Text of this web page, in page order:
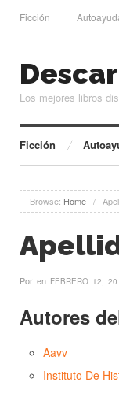
Ficción
Los mejores libros
Ficción
Browse: Home /
Por en FEBRERO 12,
Autores
Aavv
Instituto De